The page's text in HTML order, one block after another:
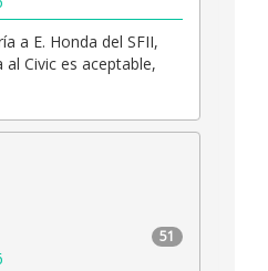
a E. Honda del SFII,
Civic es aceptable,
51